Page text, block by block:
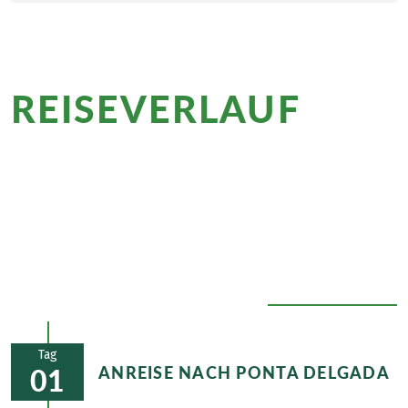
REISEVERLAUF
Tag
01 ANREISE NACH PONTA DELGADA